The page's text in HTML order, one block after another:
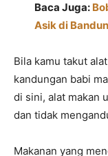
Baca Juga:
Asik di
Bila kamu takut
kandungan babi
di sini, alat makan
dan tidak
Makanan yang